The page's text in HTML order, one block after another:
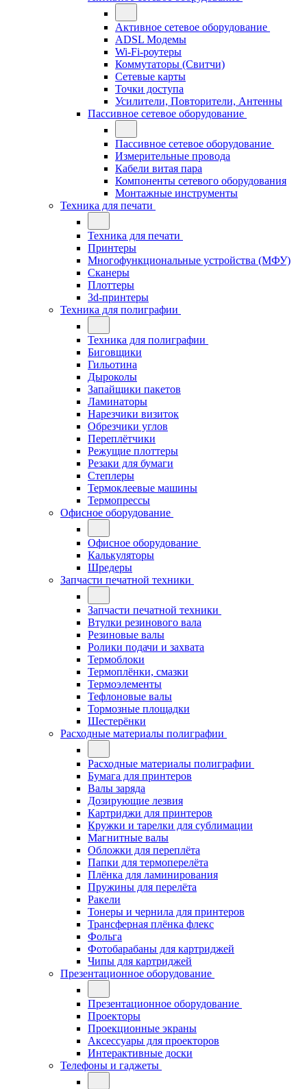
Активное сетевое оборудование
ADSL Модемы
Wi-Fi-роутеры
Коммутаторы (Свитчи)
Сетевые карты
Точки доступа
Усилители, Повторители, Антенны
Пассивное сетевое оборудование
Пассивное сетевое оборудование
Измерительные провода
Кабели витая пара
Компоненты сетевого оборудования
Монтажные инструменты
Техника для печати
Техника для печати
Принтеры
Многофункциональные устройства (МФУ)
Сканеры
Плоттеры
3d-принтеры
Техника для полиграфии
Техника для полиграфии
Биговщики
Гильотина
Дыроколы
Запайщики пакетов
Ламинаторы
Нарезчики визиток
Обрезчики углов
Переплётчики
Режущие плоттеры
Резаки для бумаги
Степлеры
Термоклеевые машины
Термопрессы
Офисное оборудование
Офисное оборудование
Калькуляторы
Шредеры
Запчасти печатной техники
Запчасти печатной техники
Втулки резинового вала
Резиновые валы
Ролики подачи и захвата
Термоблоки
Термоплёнки, смазки
Термоэлементы
Тефлоновые валы
Тормозные площадки
Шестерёнки
Расходные материалы полиграфии
Расходные материалы полиграфии
Бумага для принтеров
Валы заряда
Дозирующие лезвия
Картриджи для принтеров
Кружки и тарелки для сублимации
Магнитные валы
Обложки для переплёта
Папки для термоперелёта
Плёнка для ламинирования
Пружины для перелёта
Ракели
Тонеры и чернила для принтеров
Трансферная плёнка флекс
Фольга
Фотобарабаны для картриджей
Чипы для картриджей
Презентационное оборудование
Презентационное оборудование
Проекторы
Проекционные экраны
Аксессуары для проекторов
Интерактивные доски
Телефоны и гаджеты